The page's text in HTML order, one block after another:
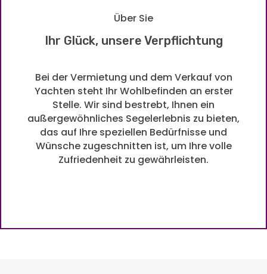
Über Sie
Ihr Glück, unsere Verpflichtung
Bei der Vermietung und dem Verkauf von
Yachten steht Ihr Wohlbefinden an erster
Stelle. Wir sind bestrebt, Ihnen ein
außergewöhnliches Segelerlebnis zu bieten,
das auf Ihre speziellen Bedürfnisse und
Wünsche zugeschnitten ist, um Ihre volle
Zufriedenheit zu gewährleisten.